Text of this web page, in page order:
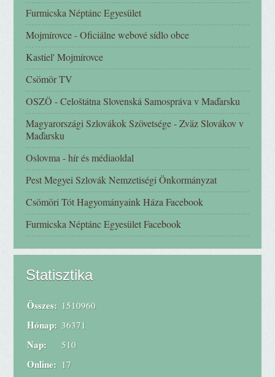
Furmicska Néptánc Egyesület
Mojmírovce - Oficiálne webové sídlo obce
Kastiel' Mojmírovce
Csömör TV
OSZÖ - Celoštátna Slovenská Samospráva v Maďarsku
Magyarországi Szlovákok Szövetsége - Zväz Slovákov v
Maďarsku
Oslovma - hír és médiaoldal
Pest Megyei Szlovák Nemzetiségi Önkormányzat
Csömöri Tót Hagyományaink Háza Facebook
Furmicska Néptánc Egyesület Facebook
Statisztika
Online: 17
Összes: 1510960
Hónap: 36371
Nap: 510